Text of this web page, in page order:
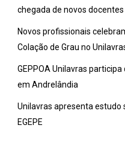
chegada de novos docentes
Novos profissionais
Colação de Grau no
GEPPOA Unilavras
em Andrelândia
Unilavras apresenta estudo
EGEPE